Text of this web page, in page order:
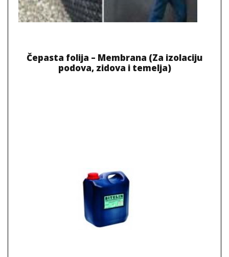
Čepasta folija – Membrana (Za izolaciju
podova, zidova i temelja)